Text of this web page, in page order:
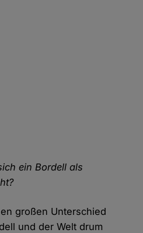
ein Bordell als
großen Unterschied
und der Welt drum